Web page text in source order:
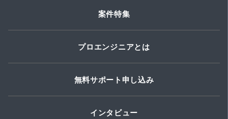
案件特集
プロエンジニアとは
無料サポート申し込み
インタビュー